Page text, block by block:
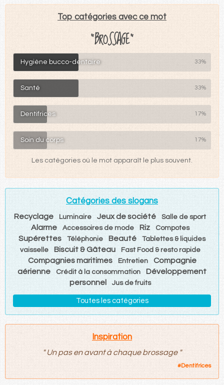
Top catégories avec ce mot
"BROSSAGE"
Hygiène bucco-dentaire 33%
Santé 33%
Dentifrices 17%
Soin du corps 17%
Les catégories où le mot apparaît le plus souvent.
Catégories des slogans
Recyclage Luminaire Jeux de société Salle de sport
Alarme Accessoires de mode Riz Compotes
Supérettes Téléphonie Beauté
Tablettes & liquides
vaisselle
Biscuit & Gâteau Fast Food & resto rapide
Compagnies maritimes Entretien
Compagnie
aérienne
Crédit à la consommation
Développement
personnel
Jus de fruits
Toutes les catégories
Inspiration
" Un pas en avant à chaque brossage "
#Dentifrices